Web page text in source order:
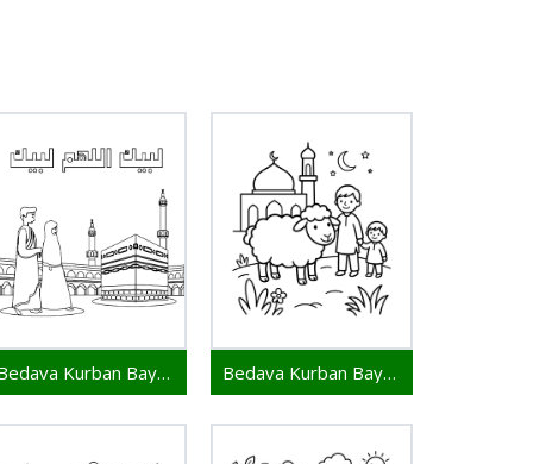
Bedava Kurban Bayramı Resim Bedava Kurban Bayramı Çocuklar İçin